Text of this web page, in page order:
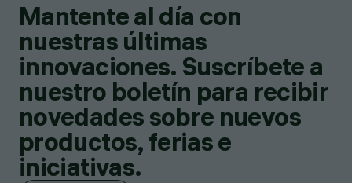
Mantente al día con
nuestras últimas
innovaciones. Suscríbete a
nuestro boletín para recibir
novedades sobre nuevos
productos, ferias e
iniciativas.